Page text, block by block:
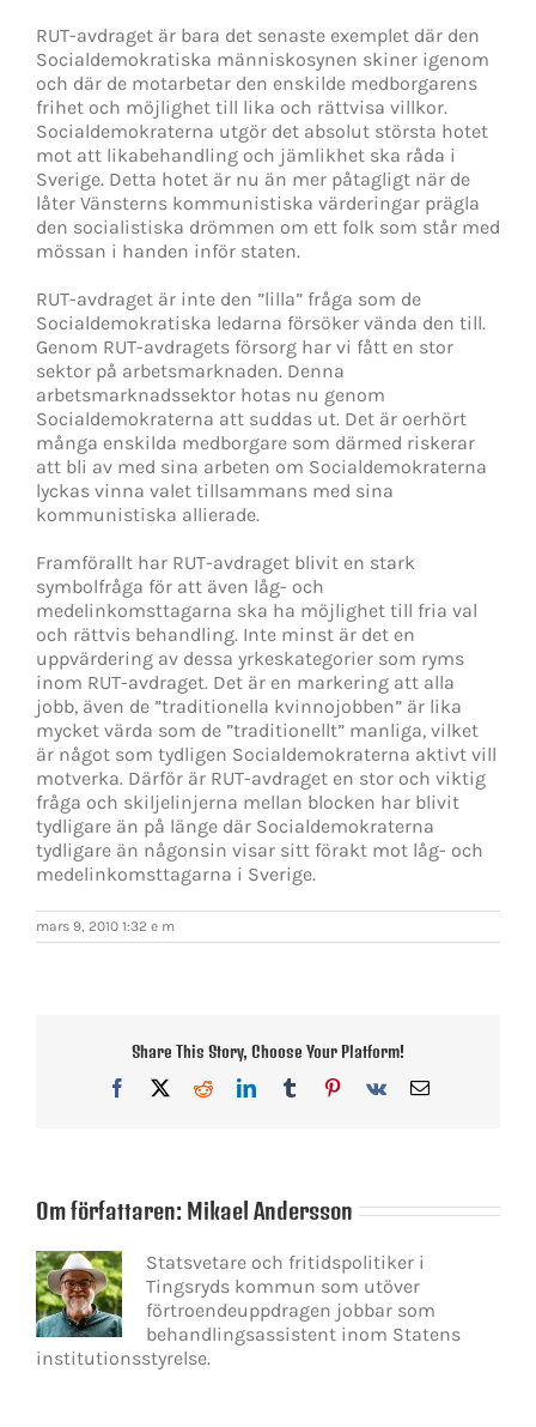
RUT-avdraget är bara det senaste exemplet där den
Socialdemokratiska människosynen skiner igenom
och där de motarbetar den enskilde medborgarens
frihet och möjlighet till lika och rättvisa villkor.
Socialdemokraterna utgör det absolut största hotet
mot att likabehandling och jämlikhet ska råda i
Sverige. Detta hotet är nu än mer påtagligt när de
låter Vänsterns kommunistiska värderingar prägla
den socialistiska drömmen om ett folk som står med
mössan i handen inför staten.
RUT-avdraget är inte den ”lilla” fråga som de
Socialdemokratiska ledarna försöker vända den till.
Genom RUT-avdragets försorg har vi fått en stor
sektor på arbetsmarknaden. Denna
arbetsmarknadssektor hotas nu genom
Socialdemokraterna att suddas ut. Det är oerhört
många enskilda medborgare som därmed riskerar
att bli av med sina arbeten om Socialdemokraterna
lyckas vinna valet tillsammans med sina
kommunistiska allierade.
Framförallt har RUT-avdraget blivit en stark
symbolfråga för att även låg- och
medelinkomsttagarna ska ha möjlighet till fria val
och rättvis behandling. Inte minst är det en
uppvärdering av dessa yrkeskategorier som ryms
inom RUT-avdraget. Det är en markering att alla
jobb, även de ”traditionella kvinnojobben” är lika
mycket värda som de ”traditionellt” manliga, vilket
är något som tydligen Socialdemokraterna aktivt vill
motverka. Därför är RUT-avdraget en stor och viktig
fråga och skiljelinjerna mellan blocken har blivit
tydligare än på länge där Socialdemokraterna
tydligare än någonsin visar sitt förakt mot låg- och
medelinkomsttagarna i Sverige.
mars 9, 2010 1:32 e m
Share This Story, Choose Your Platform!
Facebook
X RedditLinkedInTumblrPinterest
Vk
E-
Om författaren: Mikael Andersson
Statsvetare och fritidspolitiker i
Tingsryds kommun som utöver
förtroendeuppdragen jobbar som
behandlingsassistent inom Statens
institutionsstyrelse.